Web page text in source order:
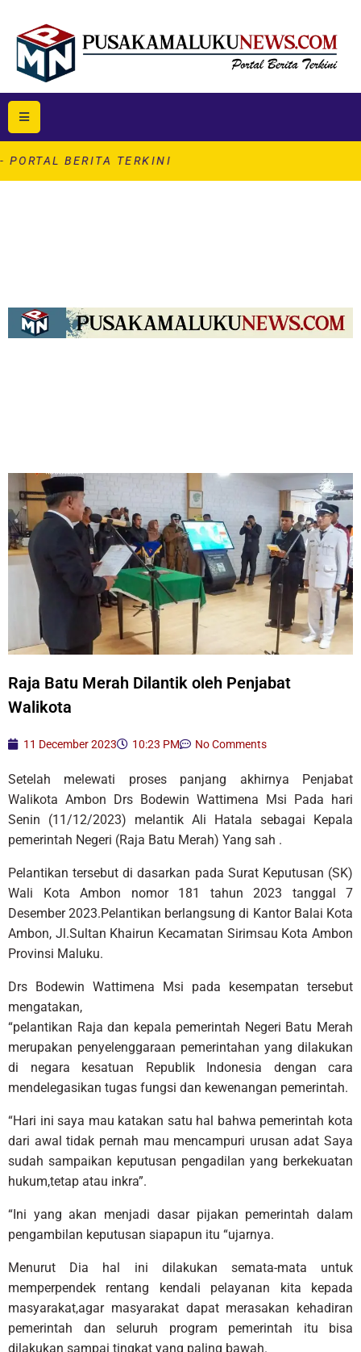
BERITA TERKINI
Raja Batu Merah Dilantik oleh Penjabat
Walikota
11 December 2023 10:23 PM No Comments
Setelah melewati proses panjang akhirnya Penjabat
Walikota Ambon Drs Bodewin Wattimena Msi Pada hari
Senin (11/12/2023) melantik Ali Hatala sebagai Kepala
pemerintah Negeri (Raja Batu Merah) Yang sah .
Pelantikan tersebut di dasarkan pada Surat Keputusan (SK)
Wali Kota Ambon nomor 181 tahun 2023 tanggal 7
Desember 2023.Pelantikan berlangsung di Kantor Balai Kota
Ambon, Jl.Sultan Khairun Kecamatan Sirimsau Kota Ambon
Provinsi Maluku.
Drs Bodewin Wattimena Msi pada kesempatan tersebut
mengatakan,
“pelantikan Raja dan kepala pemerintah Negeri Batu Merah
merupakan penyelenggaraan pemerintahan yang dilakukan
di negara kesatuan Republik Indonesia dengan cara
mendelegasikan tugas fungsi dan kewenangan pemerintah.
“Hari ini saya mau katakan satu hal bahwa pemerintah kota
dari awal tidak pernah mau mencampuri urusan adat Saya
sudah sampaikan keputusan pengadilan yang berkekuatan
hukum,tetap atau inkra”.
“Ini yang akan menjadi dasar pijakan pemerintah dalam
pengambilan keputusan siapapun itu “ujarnya.
Menurut Dia hal ini dilakukan semata-mata untuk
memperpendek rentang kendali pelayanan kita kepada
masyarakat,agar masyarakat dapat merasakan kehadiran
pemerintah dan seluruh program pemerintah itu bisa
dilakukan sampai tingkat yang paling bawah.